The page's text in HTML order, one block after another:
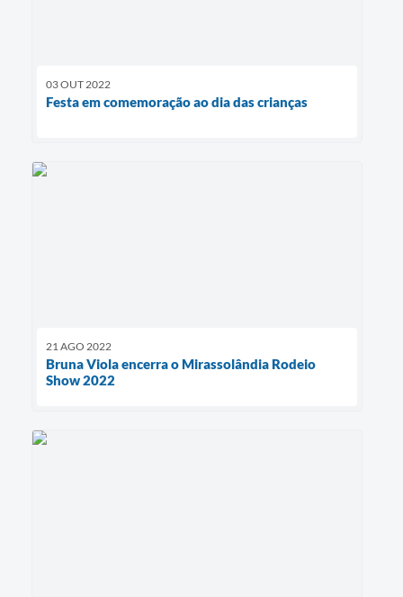
03 OUT 2022
Festa em comemoração ao dia das crianças
21 AGO 2022
Bruna Viola encerra o Mirassolândia Rodeio
Show 2022